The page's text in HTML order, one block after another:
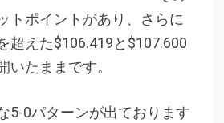
トポイントがあり、さらに
超えた$106.419と$107.600
いたままです。
5-0パターンが出ております